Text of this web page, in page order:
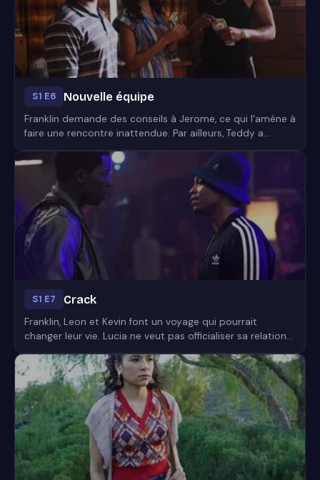
S1 E6 Nouvelle équipe
Franklin demande des conseils à Jerome, ce qui l'amène à
faire une rencontre inattendue. Par ailleurs, Teddy a
famille, tandis que Gustavo et Lucia trouvent de
nouveaux partenaires pour mener leurs affaires...
S1 E7 Crack
Franklin, Leon et Kevin font un voyage qui pourrait
changer leur vie. Lucia ne veut pas officialiser sa relation
surpris en train de faire l'amour. Teddy doit faire face face
aux conséquences d'un terrible événement du passé
d'Alejandro...